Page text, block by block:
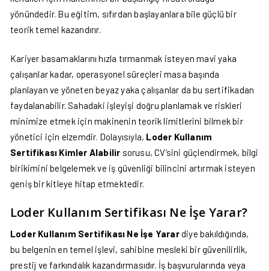
yönündedir. Bu eğitim, sıfırdan başlayanlara bile güçlü bir
teorik temel kazandırır.
Kariyer basamaklarını hızla tırmanmak isteyen mavi yaka
çalışanlar kadar, operasyonel süreçleri masa başında
planlayan ve yöneten beyaz yaka çalışanlar da bu sertifikadan
faydalanabilir. Sahadaki işleyişi doğru planlamak ve riskleri
minimize etmek için makinenin teorik limitlerini bilmek bir
yönetici için elzemdir. Dolayısıyla, Loder Kullanım
Sertifikası Kimler Alabilir sorusu, CV’sini güçlendirmek, bilgi
birikimini belgelemek ve iş güvenliği bilincini artırmak isteyen
geniş bir kitleye hitap etmektedir.
Loder Kullanım Sertifikası Ne İşe Yarar?
Loder Kullanım Sertifikası Ne İşe Yarardiye bakıldığında,
bu belgenin en temel işlevi, sahibine mesleki bir güvenilirlik,
prestij ve farkındalık kazandırmasıdır. İş başvurularında veya